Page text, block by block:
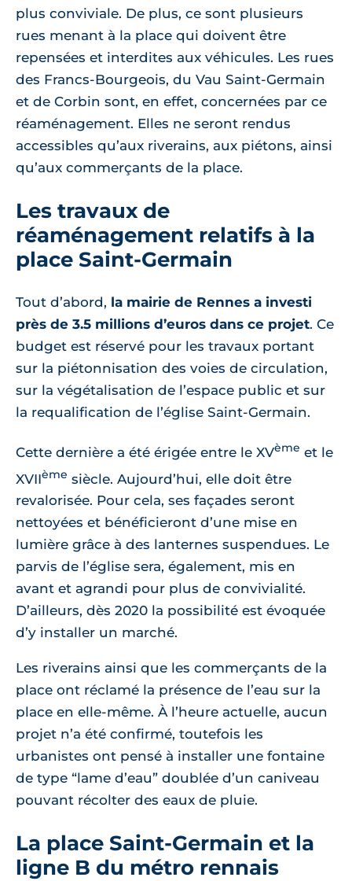
plus conviviale. De plus, ce sont plusieurs
rues menant à la place qui doivent être
repensées et interdites aux véhicules. Les rues
des Francs-Bourgeois, du Vau Saint-Germain
et de Corbin sont, en effet, concernées par ce
réaménagement. Elles ne seront rendus
accessibles qu’aux riverains, aux piétons, ainsi
qu’aux commerçants de la place.
Les travaux de
réaménagement relatifs à la
place Saint-Germain
Tout d’abord, la mairie de Rennes a investi
près de 3.5 millions d’euros dans ce projet. Ce
budget est réservé pour les travaux portant
sur la piétonnisation des voies de circulation,
sur la végétalisation de l’espace public et sur
la requalification de l’église Saint-Germain.
Cette dernière a été érigée entre le XVème et le
XVIIème siècle. Aujourd’hui, elle doit être
revalorisée. Pour cela, ses façades seront
nettoyées et bénéficieront d’une mise en
lumière grâce à des lanternes suspendues. Le
parvis de l’église sera, également, mis en
avant et agrandi pour plus de convivialité.
D’ailleurs, dès 2020 la possibilité est évoquée
d’y installer un marché.
Les riverains ainsi que les commerçants de la
place ont réclamé la présence de l’eau sur la
place en elle-même. À l’heure actuelle, aucun
projet n’a été confirmé, toutefois les
urbanistes ont pensé à installer une fontaine
de type “lame d’eau” doublée d’un caniveau
pouvant récolter des eaux de pluie.
La place Saint-Germain et la
ligne B du métro rennais